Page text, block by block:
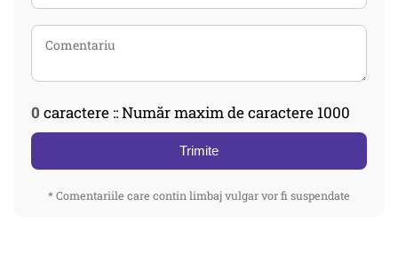
0 caractere :: Număr maxim de caractere 1000
Trimite
* Comentariile care contin limbaj vulgar vor fi suspendate